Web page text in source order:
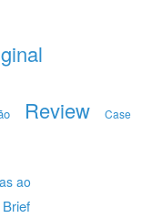
Review
Case
ao
Brief